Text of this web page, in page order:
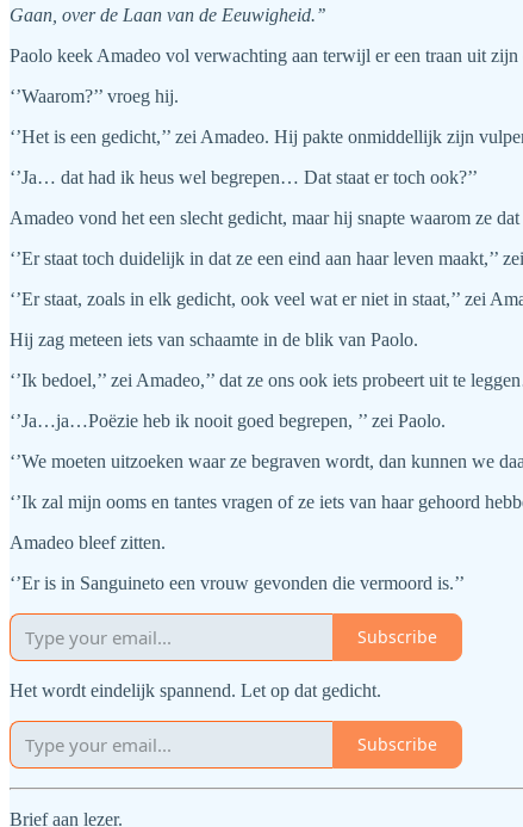
Gaan, over de Laan van de Eeuwigheid.’’
Paolo keek Amadeo vol verwachting aan terwijl er een traan uit zijn
‘’Waarom?’’ vroeg hij.
‘’Het is een gedicht,’’ zei Amadeo. Hij pakte onmiddellijk zijn
‘’Ja… dat had ik heus wel begrepen… Dat staat er toch ook?’’
Amadeo vond het een slecht gedicht, maar hij snapte waarom ze
‘’Er staat toch duidelijk in dat ze een eind aan haar leven maakt,’’
‘’Er staat, zoals in elk gedicht, ook veel wat er niet in staat,’’ zei
Hij zag meteen iets van schaamte in de blik van Paolo.
‘’Ik bedoel,’’ zei Amadeo,’’ dat ze ons ook iets probeert uit te
‘’Ja…ja…Poëzie heb ik nooit goed begrepen, ’’ zei Paolo.
‘’We moeten uitzoeken waar ze begraven wordt, dan kunnen we
‘’Ik zal mijn ooms en tantes vragen of ze iets van haar gehoord
Amadeo bleef zitten.
‘’Er is in Sanguineto een vrouw gevonden die vermoord is.’’
Subscribe
Het wordt eindelijk spannend. Let op dat gedicht.
Subscribe
Brief aan lezer.